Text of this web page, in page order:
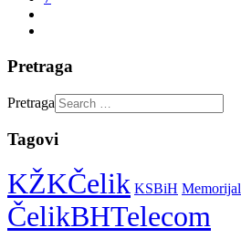
Pretraga
Pretraga
Tagovi
KŽKČelik KSBiH Memorijal
ČelikBHTelecom